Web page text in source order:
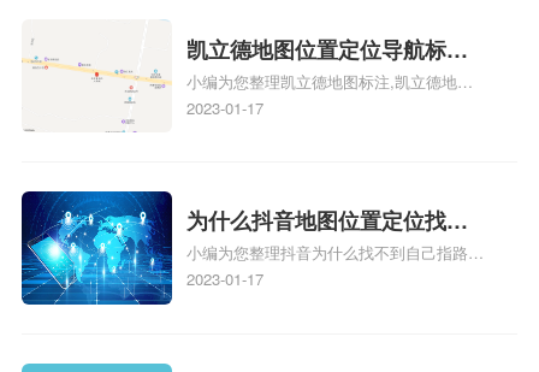
地图标注服务中心铺招牌相关地图标注知
识，详情可查看下方正文！
凯立德地图位置定位导航标
注？凯立德地图位置定位,导航,
标注？
小编为您整理凯立德地图标注,凯立德地图
标注怎么做啊、凯立德地图标注,凯立德地
相关地图标注知识，详情可查看下方正文！
2023-01-17
为什么抖音地图位置定位找不
到了？抖音为什么找不到当前
定位了？
小编为您整理抖音为什么找不到自己指路人
地图标注服务中心铺的位置、地图位置更新
2023-01-17